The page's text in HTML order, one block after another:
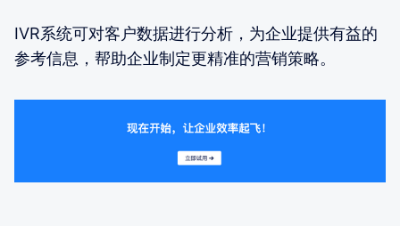
IVR系统可对客户数据进行分析，为企业提供有益的
参考信息，帮助企业制定更精准的营销策略。